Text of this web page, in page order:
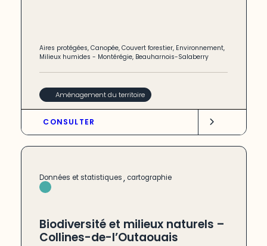
Aires protégées,Canopée,Couvert forestier, Environnement,
Milieux humides - Montérégie, Beauharnois-Salaberry
Aménagement du territoire
CONSULTER
Données et statistiques, cartographie
Biodiversité et milieux naturels –
Collines-de-l’Outaouais